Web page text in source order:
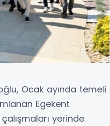
Ocak ayında temeli
Egekent
yerinde